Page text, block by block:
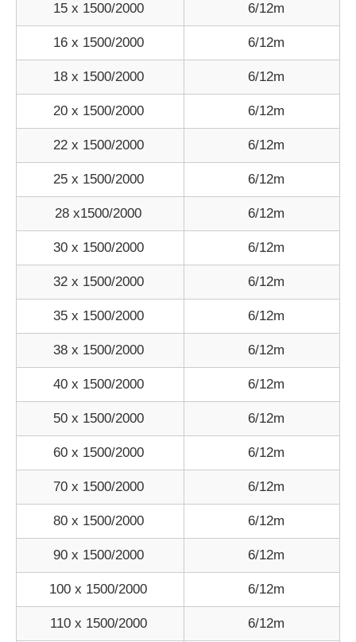
15 x 1500/2000 6/12m
16 x 1500/2000 6/12m
18 x 1500/2000 6/12m
20 x 1500/2000 6/12m
22 x 1500/2000 6/12m
25 x 1500/2000 6/12m
28 x1500/2000 6/12m
30 x 1500/2000 6/12m
32 x 1500/2000 6/12m
35 x 1500/2000 6/12m
38 x 1500/2000 6/12m
40 x 1500/2000 6/12m
50 x 1500/2000 6/12m
60 x 1500/2000 6/12m
70 x 1500/2000 6/12m
80 x 1500/2000 6/12m
90 x 1500/2000 6/12m
100 x 1500/2000 6/12m
110 x 1500/2000 6/12m